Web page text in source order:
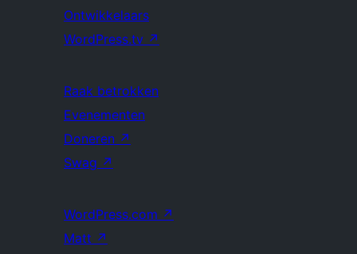
Ontwikkelaars
WordPress.tv ↗
Raak betrokken
Evenementen
Doneren ↗
Swag ↗
WordPress.com ↗
Matt ↗